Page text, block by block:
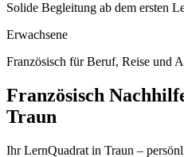
Solide Begleitung ab dem ersten
Erwachsene
Französisch für Beruf, Reise und
Französisch
Traun
Ihr LernQuadrat in Traun –